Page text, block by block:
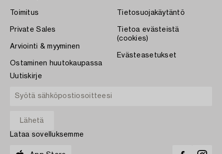
Toimitus
Private Sales
Arviointi & myyminen
Ostaminen huutokaupassa
Tietosuojakäytäntö
Tietoa evästeistä
(cookies)
Evästeasetukset
Uutiskirje
Lataa sovelluksemme